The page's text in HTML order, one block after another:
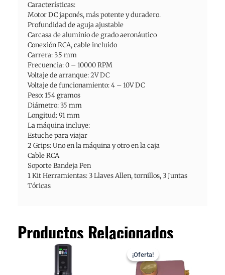
Características:
Motor DC japonés, más potente y duradero.
Profundidad de aguja ajustable
Carcasa de aluminio de grado aeronáutico
Conexión RCA, cable incluido
Carrera: 3.5 mm
Frecuencia: 0 – 10000 RPM
Voltaje de arranque: 2V DC
Voltaje de funcionamiento: 4 – 10V DC
Peso: 154 gramos
Diámetro: 35 mm
Longitud: 91 mm
La máquina incluye:
Estuche para viajar
2 Grips: Uno en la máquina y otro en la caja
Cable RCA
Soporte Bandeja Pen
1 Kit Herramientas: 3 Llaves Allen, tornillos, 3 Juntas
Tóricas
Productos Relacionados
¡Oferta!
¡Oferta!
precio
original
era:
actual